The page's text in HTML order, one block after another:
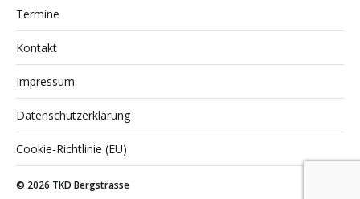
Termine
Kontakt
Impressum
Datenschutzerklärung
Cookie-Richtlinie (EU)
© 2026 TKD Bergstrasse